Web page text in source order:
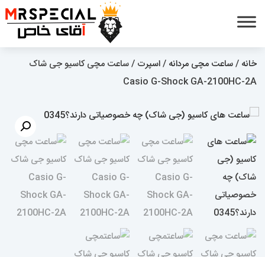
خانه /ساعت مچی مردانه /اسپرت / ساعت مچی کاسیو جی شاک
Casio G-Shock GA-2100HC-2A